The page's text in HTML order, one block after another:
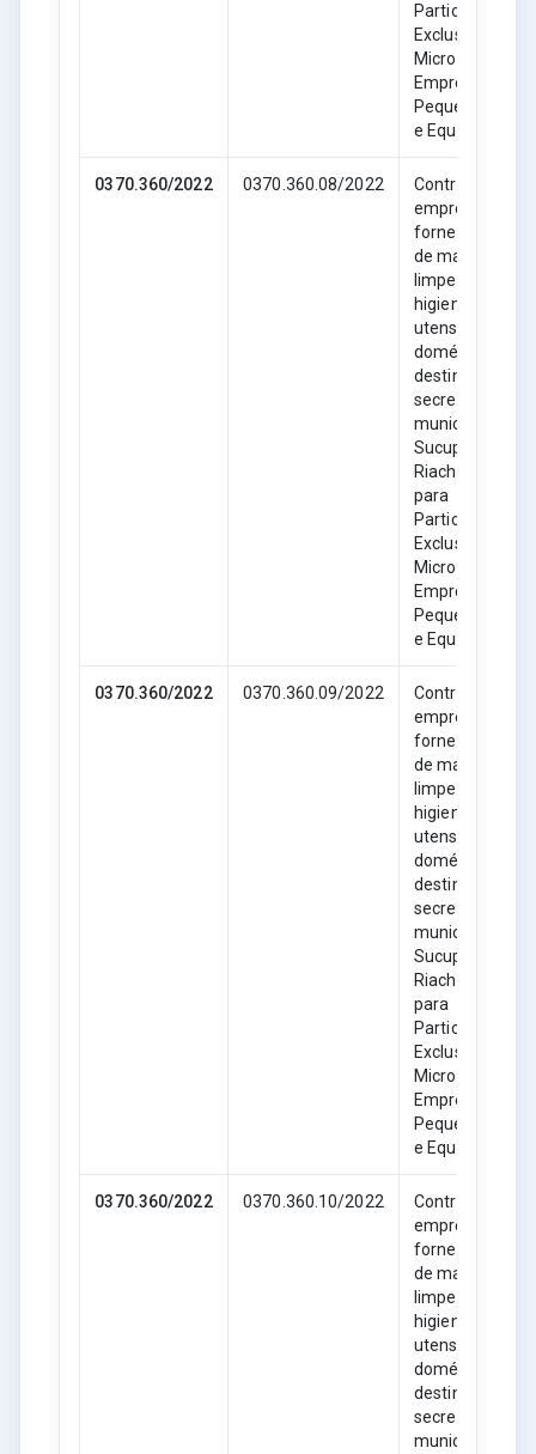
Participação
Exclusiva de
Empresas de
Pequeno Porte
e Equiparadas.
0370.360/2022 0370.360.08/2022
Contratação de
empresa para
fornecimento
de material de
limpeza,
higiene e
utensílios
domésticos,
destinado as
secretarias
municipais de
Sucupira do
Riachão- MA,
para
Participação
Exclusiva de
Empresas de
Pequeno Porte
e Equiparadas.
0370.360/2022 0370.360.09/2022
Contratação de
empresa para
fornecimento
de material de
limpeza,
higiene e
utensílios
domésticos,
destinado as
secretarias
municipais de
Sucupira do
Riachão- MA,
para
Participação
Exclusiva de
Empresas de
Pequeno Porte
e Equiparadas.
0370.360/2022 0370.360.10/2022
Contratação de
empresa para
fornecimento
de material de
limpeza,
higiene e
utensílios
domésticos,
destinado as
secretarias
municipais de